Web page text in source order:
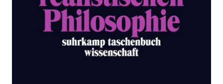
Reflexionen über das, was man hat
Benoist Jocelyn